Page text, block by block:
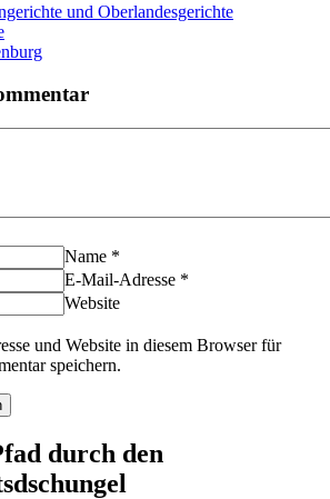
und Oberlandesgerichte
Name *
E-Mail-Adresse *
Website
und Website in diesem Browser für
speichern.
durch den